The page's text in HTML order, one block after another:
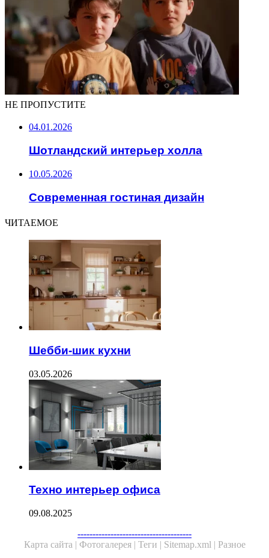
НЕ ПРОПУСТИТЕ
04.01.2026
Шотландский интерьер холла
10.05.2026
Современная гостиная дизайн
ЧИТАЕМОЕ
Шебби-шик кухни
03.05.2026
Техно интерьер офиса
09.08.2025
--------------------------------------
Карта сайта | Фотогалерея | Теги | Sitemap.xml | Разное